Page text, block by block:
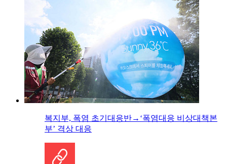
복지부, 폭염 초기대응반→‘폭염대응 비상대책본
부’ 격상 대응